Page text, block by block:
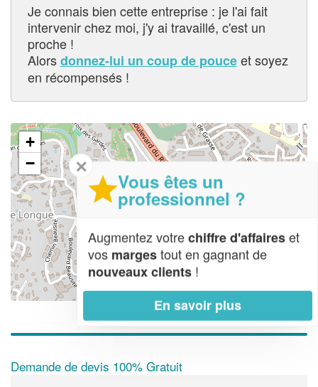
Je connais bien cette entreprise : je l'ai fait
intervenir chez moi, j'y ai travaillé, c'est un
proche !
Alorsdonnez-lui un coup de pouceet soyez
en récompensés !
+
−
Demande de devis 100% Gratuit
✕
Vous êtes un
professionnel ?
Augmentez votrechiffre d'affaireset
vos margestout en gagnant de
nouveaux clients !
En savoir plus